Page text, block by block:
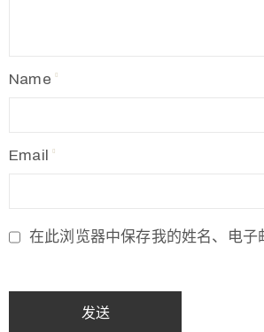
Name
Email
在此浏览器中保存我的姓名、电子